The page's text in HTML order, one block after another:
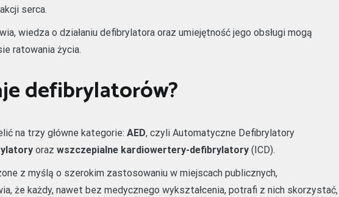
serca.
wiedza o działaniu defibrylatora oraz umiejętność jego obsługi mogą
ratowania życia.
defibrylatorów?
na trzy główne kategorie: AED, czyli Automatyczne Defibrylatory
oraz wszczepialne kardiowertery-defibrylatory (ICD).
z myślą o szerokim zastosowaniu w miejscach publicznych,
że każdy, nawet bez medycznego wykształcenia, potrafi z nich skorzystać,